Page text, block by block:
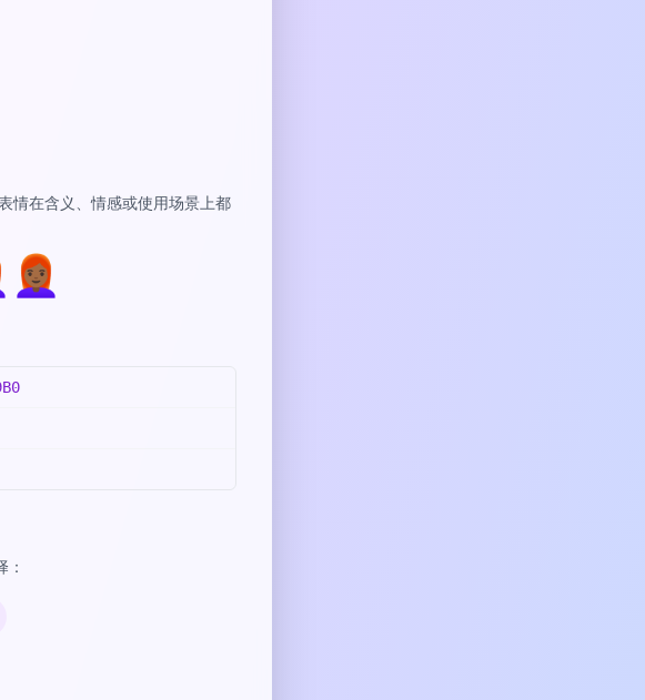
情在含义、情感或使用场景上都
👩🏾‍🦰